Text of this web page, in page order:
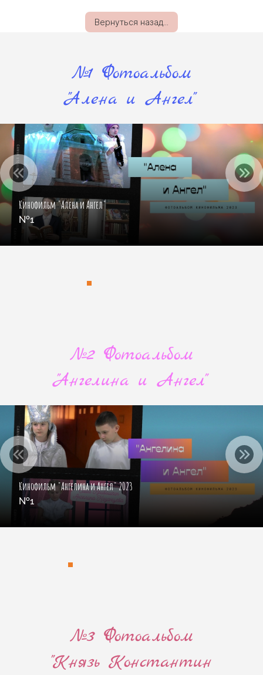
Вернуться назад...
№1 Фотоальбом
"Алена и Ангел"
Кинофильм "Алена и Ангел"
№1
№2 Фотоальбом
"Ангелина и Ангел"
Кинофильм "Ангелина и Ангел" 2023
№1
№3 Фотоальбом
"Князь Константин